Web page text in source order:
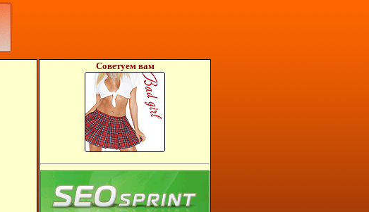
Советуем вам